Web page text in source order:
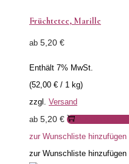
Früchtetee, Marille
ab 5,20 €
Enthält 7% MwSt.
(52,00 € / 1 kg)
zzgl. Versand
ab 5,20 € Ausführung
zur Wunschliste hinzufügen
zur Wunschliste hinzufügen